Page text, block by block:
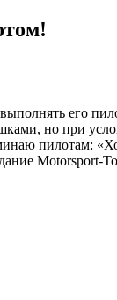
его
но при